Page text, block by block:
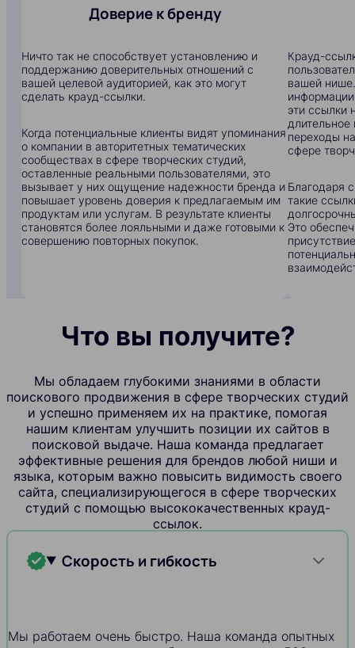
Доверие к бренду
Ничто так не способствует установлению и
поддержанию доверительных отношений с
вашей целевой аудиторией, как это могут
сделать крауд-ссылки.
Когда потенциальные клиенты видят упоминания
о компании в авторитетных тематических
сообществах в сфере творческих студий,
оставленные реальными пользователями, это
вызывает у них ощущение надежности бренда и
повышает уровень доверия к предлагаемым им
продуктам или услугам. В результате клиенты
становятся более лояльными и даже готовыми к
совершению повторных покупок.
Крауд-
вашей
эти ссылки
переходы
сфере
Благодаря
такие
Это
Что вы получите?
Мы обладаем глубокими знаниями в области
поискового продвижения в сфере творческих студий
и успешно применяем их на практике, помогая
нашим клиентам улучшить позиции их сайтов в
поисковой выдаче. Наша команда предлагает
эффективные решения для брендов любой ниши и
языка, которым важно повысить видимость своего
сайта, специализирующегося в сфере творческих
студий с помощью высококачественных крауд-
ссылок.
Скорость и гибкость
Мы работаем очень быстро. Наша команда опытных